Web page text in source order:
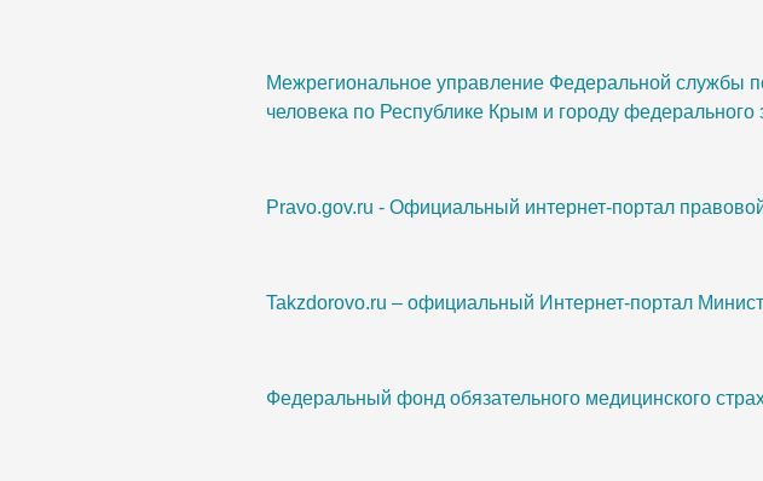
Межрегиональное управление Федеральной службы
человека по Республике Крым и городу
Pravo.gov.ru - Официальный интернет-портал
Takzdorovo.ru – официальный Интернет-портал
Федеральный фонд обязательного медицинского